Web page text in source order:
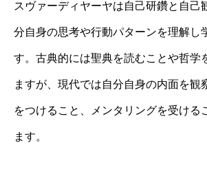
スヴァーディヤーヤは自己研鑽と自己
分自身の思考や行動パターンを理解し
す。古典的には聖典を読むことや哲学
ますが、現代では自分自身の内面を観
をつけること、メンタリングを受ける
ます。